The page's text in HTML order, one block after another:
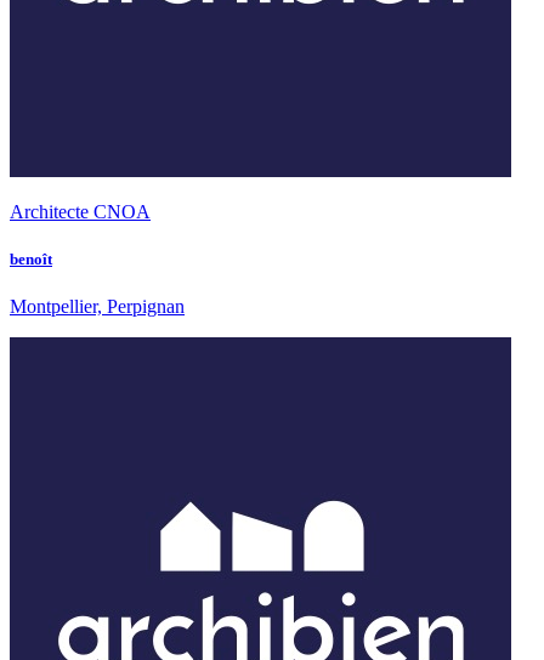
Architecte CNOA
benoît
Montpellier, Perpignan